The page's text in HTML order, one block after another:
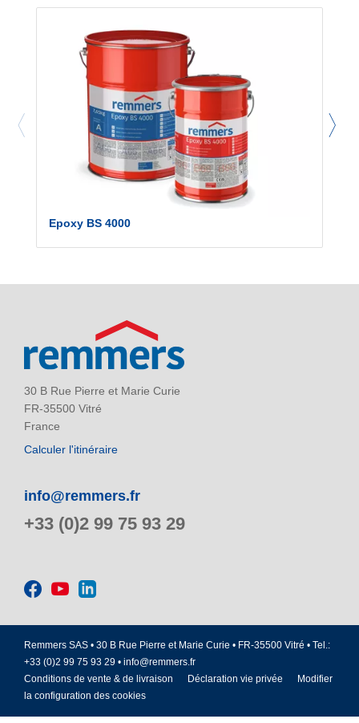
Epoxy BS 4000
30 B Rue Pierre et Marie Curie
FR-35500 Vitré
France
Calculer l'itinéraire
info@remmers.fr
+33 (0)2 99 75 93 29
Remmers SAS • 30 B Rue Pierre et Marie Curie • FR-35500 Vitré • Tel.:
+33 (0)2 99 75 93 29 • info@remmers.fr
Conditions de vente & de livraison
Déclaration vie privée
Modifier
la configuration des cookies